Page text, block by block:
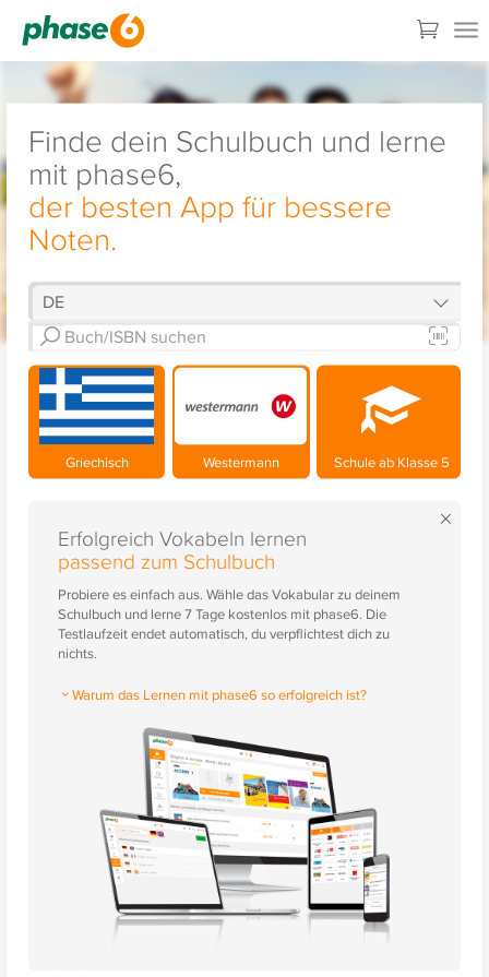
Finde dein Schulbuch und lerne
mit phase6,
der besten App für bessere
Noten.
Griechisch Westermann Schule ab Klasse 5
×
Erfolgreich Vokabeln lernen
passend zum Schulbuch
Probiere es einfach aus. Wähle das Vokabular zu deinem
Schulbuch und lerne 7 Tage kostenlos mit phase6. Die
Testlaufzeit endet automatisch, du verpflichtest dich zu
nichts.
Warum das Lernen mit phase6 so erfolgreich ist?